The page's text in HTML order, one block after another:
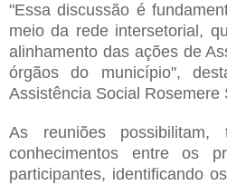
"Essa discussão é
meio da rede intersetorial,
alinhamento das ações de
órgãos do município",
Assistência Social Rosemere
As reuniões
conhecimentos entre os
participantes, identificando